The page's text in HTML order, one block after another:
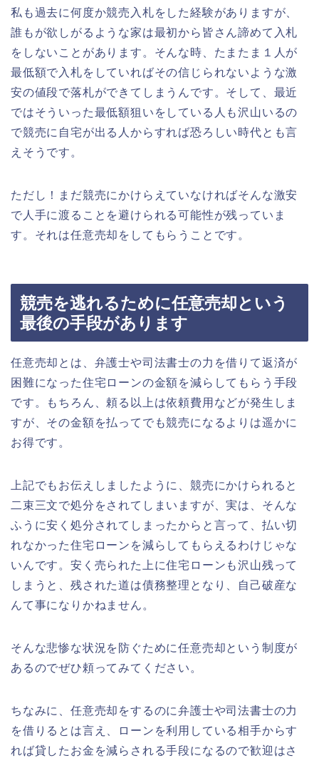
私も過去に何度か競売入札をした経験がありますが、
誰もが欲しがるような家は最初から皆さん諦めて入札
をしないことがあります。そんな時、たまたま１人が
最低額で入札をしていればその信じられないような激
安の値段で落札ができてしまうんです。そして、最近
ではそういった最低額狙いをしている人も沢山いるの
で競売に自宅が出る人からすれば恐ろしい時代とも言
えそうです。
ただし！まだ競売にかけらえていなければそんな激安
で人手に渡ることを避けられる可能性が残っていま
す。それは任意売却をしてもらうことです。
競売を逃れるために任意売却という
最後の手段があります
任意売却とは、弁護士や司法書士の力を借りて返済が
困難になった住宅ローンの金額を減らしてもらう手段
です。もちろん、頼る以上は依頼費用などが発生しま
すが、その金額を払ってでも競売になるよりは遥かに
お得です。
上記でもお伝えしましたように、競売にかけられると
二束三文で処分をされてしまいますが、実は、そんな
ふうに安く処分されてしまったからと言って、払い切
れなかった住宅ローンを減らしてもらえるわけじゃな
いんです。安く売られた上に住宅ローンも沢山残って
しまうと、残された道は債務整理となり、自己破産な
んて事になりかねません。
そんな悲惨な状況を防ぐために任意売却という制度が
あるのでぜひ頼ってみてください。
ちなみに、任意売却をするのに弁護士や司法書士の力
を借りるとは言え、ローンを利用している相手からす
れば貸したお金を減らされる手段になるので歓迎はさ